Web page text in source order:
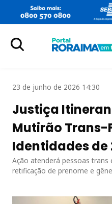
23 de junho de 2026 14:30
Justiça
Mutirão Trans-
Identidades de
Ação atenderá pessoas trans
retificação de prenome e